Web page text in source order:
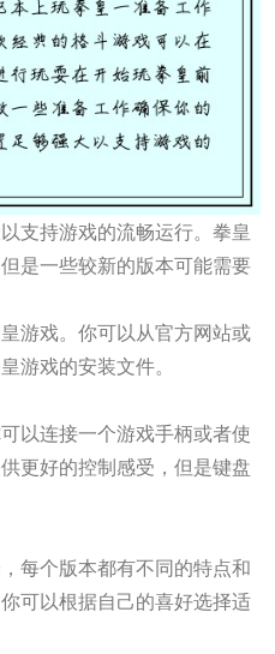
支持游戏的流畅运行。拳皇
是一些较新的版本可能需要
游戏。你可以从官方网站或
游戏的安装文件。
以连接一个游戏手柄或者使
更好的控制感受，但是键盘
每个版本都有不同的特点和
可以根据自己的喜好选择适